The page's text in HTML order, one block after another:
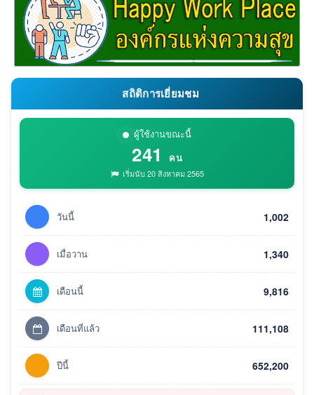
สถิติการเยี่ยมชม
ผู้ใช้งานขณะนี้
241 คน
เริ่มนับ 20 สิงหาคม 2565
วันนี้ 1,002
เมื่อวาน 1,340
เดือนนี้ 9,816
เดือนที่แล้ว 111,108
ปีนี้ 652,200